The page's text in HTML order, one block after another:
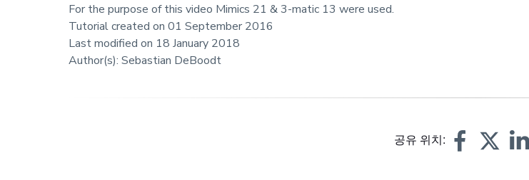
For the purpose of this video Mimics 21 & 3-matic 13 were used.
Tutorial created on 01 September 2016
Last modified on 18 January 2018
Author(s): Sebastian DeBoodt
공유 위치: